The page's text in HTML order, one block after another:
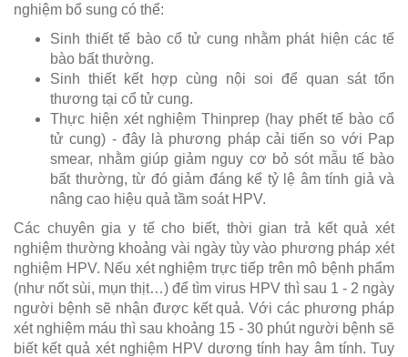
nghiệm bổ sung có thể:
Sinh thiết tế bào cổ tử cung nhằm phát hiện các tế
bào bất thường.
Sinh thiết kết hợp cùng nội soi để quan sát tổn
thương tại cổ tử cung.
Thực hiện xét nghiệm Thinprep (hay phết tế bào cổ
tử cung) - đây là phương pháp cải tiến so với Pap
smear, nhằm giúp giảm nguy cơ bỏ sót mẫu tế bào
bất thường, từ đó giảm đáng kể tỷ lệ âm tính giả và
nâng cao hiệu quả tầm soát HPV.
Các chuyên gia y tế cho biết, thời gian trả kết quả xét
nghiệm thường khoảng vài ngày tùy vào phương pháp xét
nghiệm HPV. Nếu xét nghiệm trực tiếp trên mô bệnh phẩm
(như nốt sùi, mụn thịt…) để tìm virus HPV thì sau 1 - 2 ngày
người bệnh sẽ nhận được kết quả. Với các phương pháp
xét nghiệm máu thì sau khoảng 15 - 30 phút người bệnh sẽ
biết kết quả xét nghiệm HPV dương tính hay âm tính. Tuy